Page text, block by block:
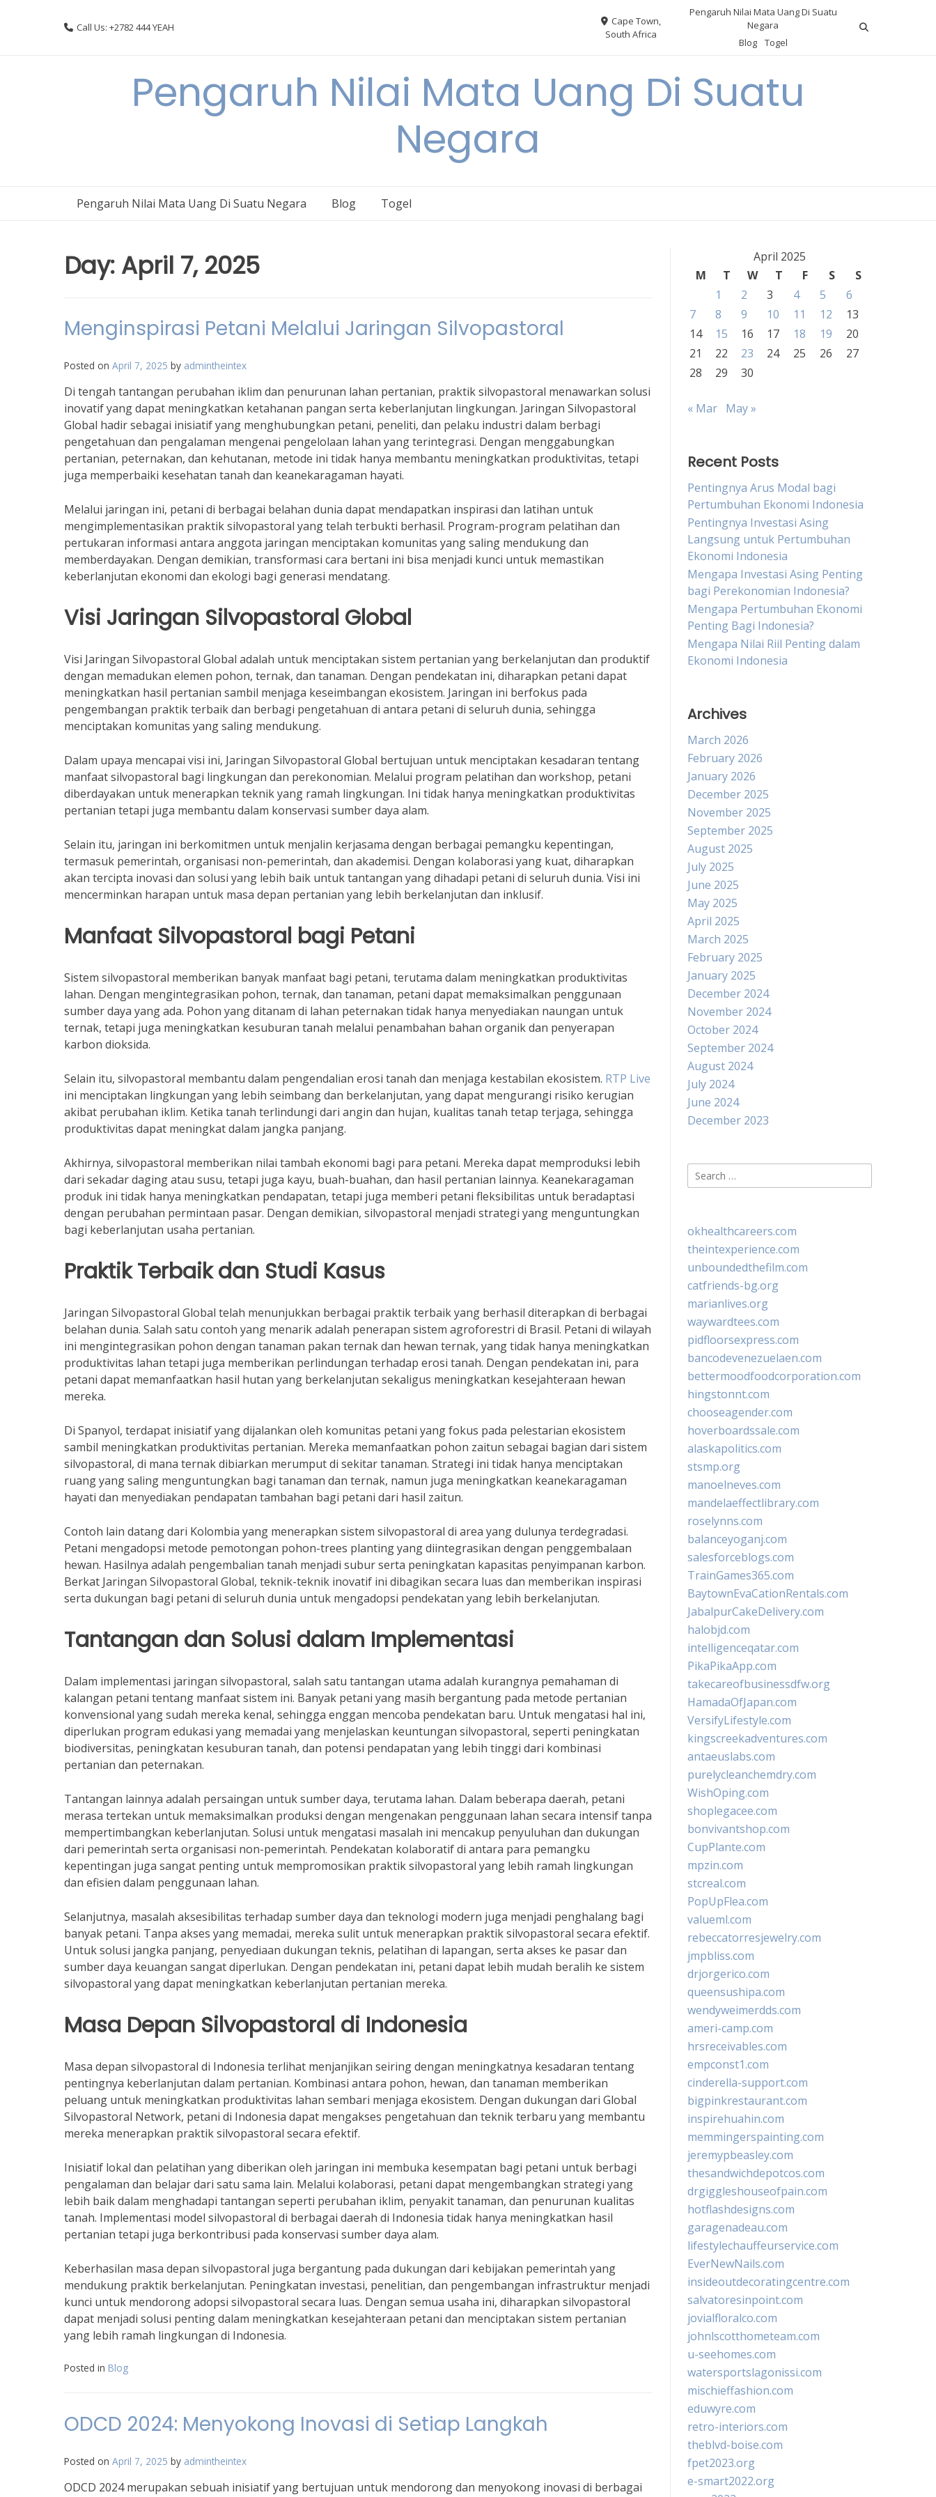
Call Us: +2782 444 YEAH
Cape Town,
South Africa
Pengaruh Nilai Mata Uang Di Suatu
Negara
Blog
Togel
Pengaruh Nilai Mata Uang Di Suatu
Negara
Pengaruh Nilai Mata Uang Di Suatu Negara Blog Togel
Day: April 7, 2025
Menginspirasi Petani Melalui Jaringan Silvopastoral
Posted on April 7, 2025 by admintheintex
Di tengah tantangan perubahan iklim dan penurunan lahan pertanian, praktik silvopastoral menawarkan solusi
inovatif yang dapat meningkatkan ketahanan pangan serta keberlanjutan lingkungan. Jaringan Silvopastoral
Global hadir sebagai inisiatif yang menghubungkan petani, peneliti, dan pelaku industri dalam berbagi
pengetahuan dan pengalaman mengenai pengelolaan lahan yang terintegrasi. Dengan menggabungkan
pertanian, peternakan, dan kehutanan, metode ini tidak hanya membantu meningkatkan produktivitas, tetapi
juga memperbaiki kesehatan tanah dan keanekaragaman hayati.
Melalui jaringan ini, petani di berbagai belahan dunia dapat mendapatkan inspirasi dan latihan untuk
mengimplementasikan praktik silvopastoral yang telah terbukti berhasil. Program-program pelatihan dan
pertukaran informasi antara anggota jaringan menciptakan komunitas yang saling mendukung dan
memberdayakan. Dengan demikian, transformasi cara bertani ini bisa menjadi kunci untuk memastikan
keberlanjutan ekonomi dan ekologi bagi generasi mendatang.
Visi Jaringan Silvopastoral Global
Visi Jaringan Silvopastoral Global adalah untuk menciptakan sistem pertanian yang berkelanjutan dan produktif
dengan memadukan elemen pohon, ternak, dan tanaman. Dengan pendekatan ini, diharapkan petani dapat
meningkatkan hasil pertanian sambil menjaga keseimbangan ekosistem. Jaringan ini berfokus pada
pengembangan praktik terbaik dan berbagi pengetahuan di antara petani di seluruh dunia, sehingga
menciptakan komunitas yang saling mendukung.
Dalam upaya mencapai visi ini, Jaringan Silvopastoral Global bertujuan untuk menciptakan kesadaran tentang
manfaat silvopastoral bagi lingkungan dan perekonomian. Melalui program pelatihan dan workshop, petani
diberdayakan untuk menerapkan teknik yang ramah lingkungan. Ini tidak hanya meningkatkan produktivitas
pertanian tetapi juga membantu dalam konservasi sumber daya alam.
Selain itu, jaringan ini berkomitmen untuk menjalin kerjasama dengan berbagai pemangku kepentingan,
termasuk pemerintah, organisasi non-pemerintah, dan akademisi. Dengan kolaborasi yang kuat, diharapkan
akan tercipta inovasi dan solusi yang lebih baik untuk tantangan yang dihadapi petani di seluruh dunia. Visi ini
mencerminkan harapan untuk masa depan pertanian yang lebih berkelanjutan dan inklusif.
Manfaat Silvopastoral bagi Petani
Sistem silvopastoral memberikan banyak manfaat bagi petani, terutama dalam meningkatkan produktivitas
lahan. Dengan mengintegrasikan pohon, ternak, dan tanaman, petani dapat memaksimalkan penggunaan
sumber daya yang ada. Pohon yang ditanam di lahan peternakan tidak hanya menyediakan naungan untuk
ternak, tetapi juga meningkatkan kesuburan tanah melalui penambahan bahan organik dan penyerapan
karbon dioksida.
Selain itu, silvopastoral membantu dalam pengendalian erosi tanah dan menjaga kestabilan ekosistem. RTP Live
ini menciptakan lingkungan yang lebih seimbang dan berkelanjutan, yang dapat mengurangi risiko kerugian
akibat perubahan iklim. Ketika tanah terlindungi dari angin dan hujan, kualitas tanah tetap terjaga, sehingga
produktivitas dapat meningkat dalam jangka panjang.
Akhirnya, silvopastoral memberikan nilai tambah ekonomi bagi para petani. Mereka dapat memproduksi lebih
dari sekadar daging atau susu, tetapi juga kayu, buah-buahan, dan hasil pertanian lainnya. Keanekaragaman
produk ini tidak hanya meningkatkan pendapatan, tetapi juga memberi petani fleksibilitas untuk beradaptasi
dengan perubahan permintaan pasar. Dengan demikian, silvopastoral menjadi strategi yang menguntungkan
bagi keberlanjutan usaha pertanian.
Praktik Terbaik dan Studi Kasus
Jaringan Silvopastoral Global telah menunjukkan berbagai praktik terbaik yang berhasil diterapkan di berbagai
belahan dunia. Salah satu contoh yang menarik adalah penerapan sistem agroforestri di Brasil. Petani di wilayah
ini mengintegrasikan pohon dengan tanaman pakan ternak dan hewan ternak, yang tidak hanya meningkatkan
produktivitas lahan tetapi juga memberikan perlindungan terhadap erosi tanah. Dengan pendekatan ini, para
petani dapat memanfaatkan hasil hutan yang berkelanjutan sekaligus meningkatkan kesejahteraan hewan
mereka.
Di Spanyol, terdapat inisiatif yang dijalankan oleh komunitas petani yang fokus pada pelestarian ekosistem
sambil meningkatkan produktivitas pertanian. Mereka memanfaatkan pohon zaitun sebagai bagian dari sistem
silvopastoral, di mana ternak dibiarkan merumput di sekitar tanaman. Strategi ini tidak hanya menciptakan
ruang yang saling menguntungkan bagi tanaman dan ternak, namun juga meningkatkan keanekaragaman
hayati dan menyediakan pendapatan tambahan bagi petani dari hasil zaitun.
Contoh lain datang dari Kolombia yang menerapkan sistem silvopastoral di area yang dulunya terdegradasi.
Petani mengadopsi metode pemotongan pohon-trees planting yang diintegrasikan dengan penggembalaan
hewan. Hasilnya adalah pengembalian tanah menjadi subur serta peningkatan kapasitas penyimpanan karbon.
Berkat Jaringan Silvopastoral Global, teknik-teknik inovatif ini dibagikan secara luas dan memberikan inspirasi
serta dukungan bagi petani di seluruh dunia untuk mengadopsi pendekatan yang lebih berkelanjutan.
Tantangan dan Solusi dalam Implementasi
Dalam implementasi jaringan silvopastoral, salah satu tantangan utama adalah kurangnya pemahaman di
kalangan petani tentang manfaat sistem ini. Banyak petani yang masih bergantung pada metode pertanian
konvensional yang sudah mereka kenal, sehingga enggan mencoba pendekatan baru. Untuk mengatasi hal ini,
diperlukan program edukasi yang memadai yang menjelaskan keuntungan silvopastoral, seperti peningkatan
biodiversitas, peningkatan kesuburan tanah, dan potensi pendapatan yang lebih tinggi dari kombinasi
pertanian dan peternakan.
Tantangan lainnya adalah persaingan untuk sumber daya, terutama lahan. Dalam beberapa daerah, petani
merasa tertekan untuk memaksimalkan produksi dengan mengenakan penggunaan lahan secara intensif tanpa
mempertimbangkan keberlanjutan. Solusi untuk mengatasi masalah ini mencakup penyuluhan dan dukungan
dari pemerintah serta organisasi non-pemerintah. Pendekatan kolaboratif di antara para pemangku
kepentingan juga sangat penting untuk mempromosikan praktik silvopastoral yang lebih ramah lingkungan
dan efisien dalam penggunaan lahan.
Selanjutnya, masalah aksesibilitas terhadap sumber daya dan teknologi modern juga menjadi penghalang bagi
banyak petani. Tanpa akses yang memadai, mereka sulit untuk menerapkan praktik silvopastoral secara efektif.
Untuk solusi jangka panjang, penyediaan dukungan teknis, pelatihan di lapangan, serta akses ke pasar dan
sumber daya keuangan sangat diperlukan. Dengan pendekatan ini, petani dapat lebih mudah beralih ke sistem
silvopastoral yang dapat meningkatkan keberlanjutan pertanian mereka.
Masa Depan Silvopastoral di Indonesia
Masa depan silvopastoral di Indonesia terlihat menjanjikan seiring dengan meningkatnya kesadaran tentang
pentingnya keberlanjutan dalam pertanian. Kombinasi antara pohon, hewan, dan tanaman memberikan
peluang untuk meningkatkan produktivitas lahan sembari menjaga ekosistem. Dengan dukungan dari Global
Silvopastoral Network, petani di Indonesia dapat mengakses pengetahuan dan teknik terbaru yang membantu
mereka menerapkan praktik silvopastoral secara efektif.
Inisiatif lokal dan pelatihan yang diberikan oleh jaringan ini membuka kesempatan bagi petani untuk berbagi
pengalaman dan belajar dari satu sama lain. Melalui kolaborasi, petani dapat mengembangkan strategi yang
lebih baik dalam menghadapi tantangan seperti perubahan iklim, penyakit tanaman, dan penurunan kualitas
tanah. Implementasi model silvopastoral di berbagai daerah di Indonesia tidak hanya meningkatkan hasil
pertanian tetapi juga berkontribusi pada konservasi sumber daya alam.
Keberhasilan masa depan silvopastoral juga bergantung pada dukungan dari kebijakan pemerintah yang
mendukung praktik berkelanjutan. Peningkatan investasi, penelitian, dan pengembangan infrastruktur menjadi
kunci untuk mendorong adopsi silvopastoral secara luas. Dengan semua usaha ini, diharapkan silvopastoral
dapat menjadi solusi penting dalam meningkatkan kesejahteraan petani dan menciptakan sistem pertanian
yang lebih ramah lingkungan di Indonesia.
Posted in Blog
ODCD 2024: Menyokong Inovasi di Setiap Langkah
Posted on April 7, 2025 by admintheintex
ODCD 2024 merupakan sebuah inisiatif yang bertujuan untuk mendorong dan menyokong inovasi di berbagai
April 2025
M
T W T F S
S
1
2 3 4 5
6
7
8 9 10 11 12
13
14
15 16 17 18 19
20
21
22 23 24 25 26
27
28
29 30
« Mar May »
Recent Posts
Pentingnya Arus Modal bagi
Pertumbuhan Ekonomi Indonesia
Pentingnya Investasi Asing
Langsung untuk Pertumbuhan
Ekonomi Indonesia
Mengapa Investasi Asing Penting
bagi Perekonomian Indonesia?
Mengapa Pertumbuhan Ekonomi
Penting Bagi Indonesia?
Mengapa Nilai Riil Penting dalam
Ekonomi Indonesia
Archives
March 2026
February 2026
January 2026
December 2025
November 2025
September 2025
August 2025
July 2025
June 2025
May 2025
April 2025
March 2025
February 2025
January 2025
December 2024
November 2024
October 2024
September 2024
August 2024
July 2024
June 2024
December 2023
Search
for:
okhealthcareers.com
theintexperience.com
unboundedthefilm.com
catfriends-bg.org
marianlives.org
waywardtees.com
pidfloorsexpress.com
bancodevenezuelaen.com
bettermoodfoodcorporation.com
hingstonnt.com
chooseagender.com
hoverboardssale.com
alaskapolitics.com
stsmp.org
manoelneves.com
mandelaeffectlibrary.com
roselynns.com
balanceyoganj.com
salesforceblogs.com
TrainGames365.com
BaytownEvaCationRentals.com
JabalpurCakeDelivery.com
halobjd.com
intelligenceqatar.com
PikaPikaApp.com
takecareofbusinessdfw.org
HamadaOfJapan.com
VersifyLifestyle.com
kingscreekadventures.com
antaeuslabs.com
purelycleanchemdry.com
WishOping.com
shoplegacee.com
bonvivantshop.com
CupPlante.com
mpzin.com
stcreal.com
PopUpFlea.com
valueml.com
rebeccatorresjewelry.com
jmpbliss.com
drjorgerico.com
queensushipa.com
wendyweimerdds.com
ameri-camp.com
hrsreceivables.com
empconst1.com
cinderella-support.com
bigpinkrestaurant.com
inspirehuahin.com
memmingerspainting.com
jeremypbeasley.com
thesandwichdepotcos.com
drgiggleshouseofpain.com
hotflashdesigns.com
garagenadeau.com
lifestylechauffeurservice.com
EverNewNails.com
insideoutdecoratingcentre.com
salvatoresinpoint.com
jovialfloralco.com
johnlscotthometeam.com
u-seehomes.com
watersportslagonissi.com
mischieffashion.com
eduwyre.com
retro-interiors.com
theblvd-boise.com
fpet2023.org
e-smart2022.org